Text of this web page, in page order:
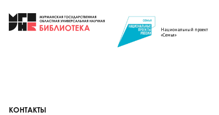
Национальный проект
«Семья»
КОНТАКТЫ